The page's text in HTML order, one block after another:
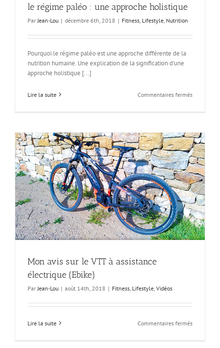
le régime paléo : une approche holistique
Par Jean-Lou | décembre 6th, 2018 | Fitness Lifestyle Nutrition
Pourquoi le régime paléo est une approche différente de la
nutrition humaine. Une explication de la signification d'une
approche holistique [...]
Lire la suite Commentaires ferméssur
une
approche
holistique
Mon avis sur le VTT à assistance
électrique (Ebike)
Par Jean-Lou | août 14th, 2018 | Fitness Lifestyle Vidéos
Lire la suite Commentaires ferméssur